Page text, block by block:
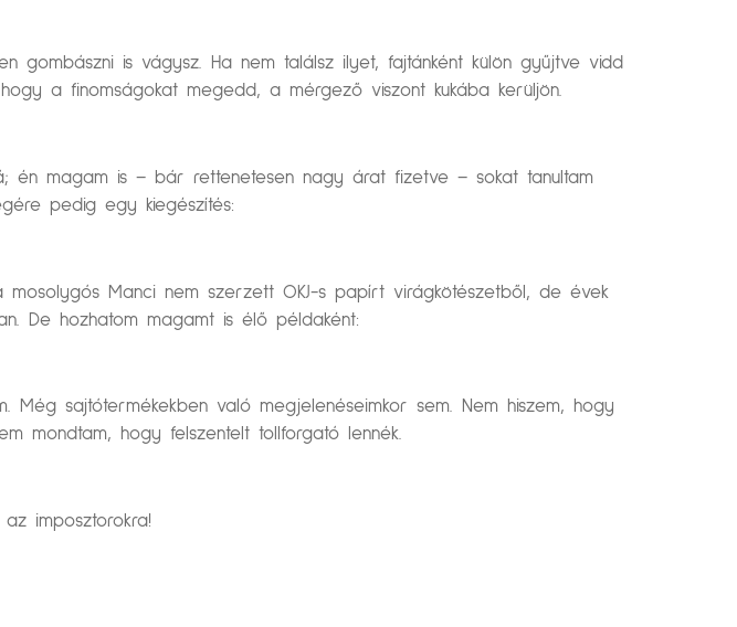
gombászni is vágysz. Ha nem találsz ilyet, fajtánként külön gyűjtve vidd
a finomságokat megedd, a mérgező viszont kukába kerüljön.
én magam is – bár rettenetesen nagy árat fizetve – sokat tanultam
pedig egy kiegészítés:
Manci nem szerzett OKJ-s papírt virágkötészetből, de évek
De hozhatom magamt is élő példaként:
Még sajtótermékekben való megjelenéseimkor sem. Nem hiszem, hogy
mondtam, hogy felszentelt tollforgató lennék.
imposztorokra!